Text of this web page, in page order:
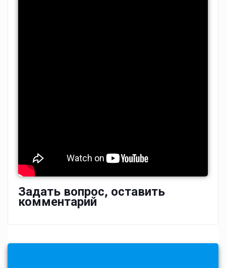
Задать вопрос, оставить
комментарий